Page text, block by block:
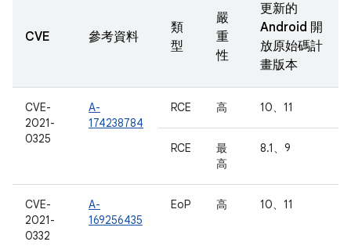
CVE 參考資料
類
型
嚴
重
性
更新的
Android 開
放原始碼計
畫版本
CVE-
2021-
0325
A-
174238784
RCE 高 10、11
RCE
最
高
8.1、9
CVE-
2021-
0332
A-
169256435
EoP 高 10、11